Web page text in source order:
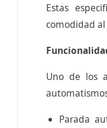
Estas
comodidad
Uno de los
Parada